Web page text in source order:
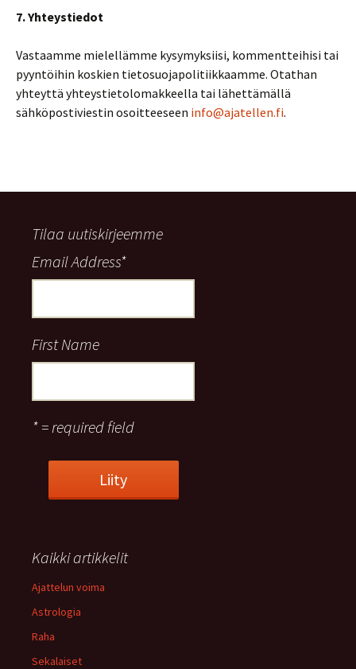
7. Yhteystiedot
Vastaamme mielellämme kysymyksiisi, kommentteihisi tai
pyyntöihin koskien tietosuojapolitiikkaamme. Otathan
yhteyttä yhteystietolomakkeella tai lähettämällä
sähköpostiviestin osoitteeseen info@ajatellen.fi.
Tilaa uutiskirjeemme
Email Address*
First Name
* = required field
Kaikki artikkelit
Ajattelun voima
Astrologia
Raha
Sekalaiset